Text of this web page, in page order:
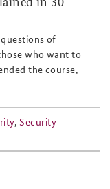
BAKS
gestalten
of
who want to
the course,
, Security